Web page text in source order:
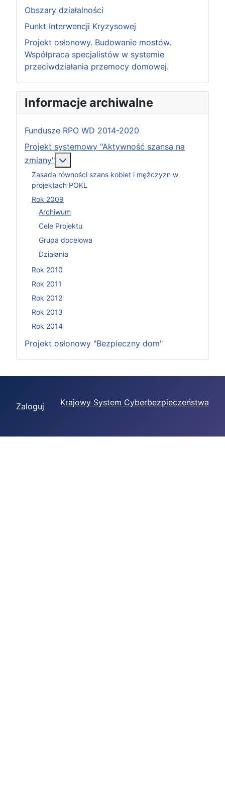
Obszary działalności
Punkt Interwencji Kryzysowej
Projekt osłonowy. Budowanie mostów.
Współpraca specjalistów w systemie
przeciwdziałania przemocy domowej.
Informacje archiwalne
Fundusze RPO WD 2014-2020
Projekt systemowy "Aktywność szansą na
zmiany"
Zasada równości szans kobiet i mężczyzn w
projektach POKL
Rok 2009
Archiwum
Cele Projektu
Grupa docelowa
Działania
Rok 2010
Rok 2011
Rok 2012
Rok 2013
Rok 2014
Projekt osłonowy "Bezpieczny dom"
Zaloguj Krajowy System Cyberbezpieczeństwa